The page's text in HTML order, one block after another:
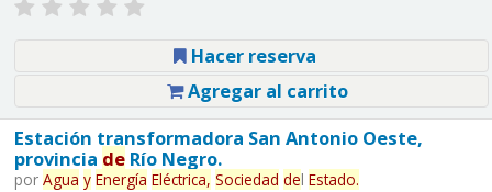
Hacer reserva
Agregar al carrito
Estación transformadora San Antonio Oeste,
provincia deRío Negro.
por Agua y Energía Eléctrica, Sociedad del Estado.